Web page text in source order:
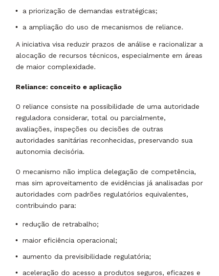
a priorização de demandas estratégicas;
a ampliação do uso de mecanismos de reliance.
A iniciativa visa reduzir prazos de análise e racionalizar a
alocação de recursos técnicos, especialmente em áreas
de maior complexidade.
Reliance: conceito e aplicação
O reliance consiste na possibilidade de uma autoridade
reguladora considerar, total ou parcialmente,
avaliações, inspeções ou decisões de outras
autoridades sanitárias reconhecidas, preservando sua
autonomia decisória.
O mecanismo não implica delegação de competência,
mas sim aproveitamento de evidências já analisadas por
autoridades com padrões regulatórios equivalentes,
contribuindo para:
redução de retrabalho;
maior eficiência operacional;
aumento da previsibilidade regulatória;
aceleração do acesso a produtos seguros, eficazes e